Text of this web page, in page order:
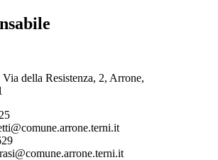
della Resistenza, 2, Arrone,